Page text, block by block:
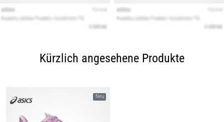
Kürzlich angesehene Produkte
Neu